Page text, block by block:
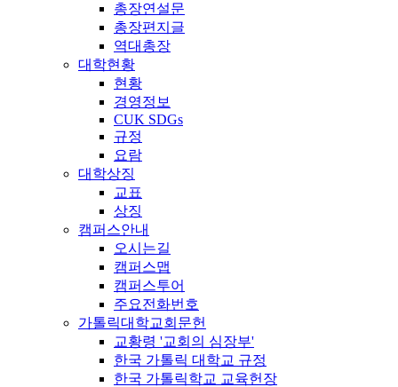
총장연설문
총장편지글
역대총장
대학현황
현황
경영정보
CUK SDGs
규정
요람
대학상징
교표
상징
캠퍼스안내
오시는길
캠퍼스맵
캠퍼스투어
주요전화번호
가톨릭대학교회문헌
교황령 '교회의 심장부'
한국 가톨릭 대학교 규정
한국 가톨릭학교 교육헌장